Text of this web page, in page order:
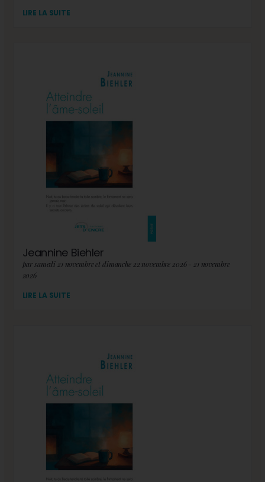
LIRE LA SUITE
Jeannine Biehler
par samedi 21 novembre et dimanche 22 novembre 2026 - 21 novembre
2026
LIRE LA SUITE